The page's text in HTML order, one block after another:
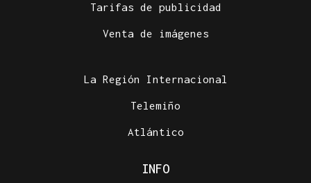
Tarifas de publicidad
Venta de imágenes
La Región Internacional
Telemiño
Atlántico
INFO